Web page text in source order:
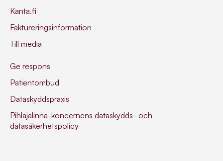
Kanta.fi
Faktureringsinformation
Till media
Ge respons
Patientombud
Dataskyddspraxis
Pihlajalinna-koncernens dataskydds- och
datasäkerhetspolicy